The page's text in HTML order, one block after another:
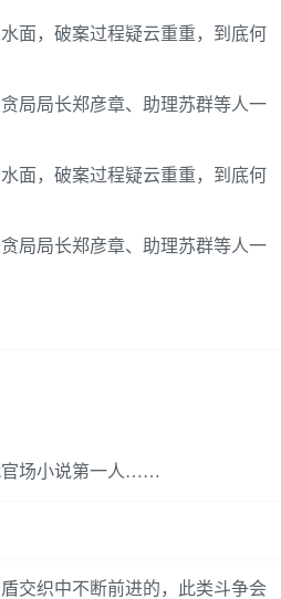
面，破案过程疑云重重，到底何
局局长郑彦章、助理苏群等人一
面，破案过程疑云重重，到底何
局局长郑彦章、助理苏群等人一
官场小说第一人……
交织中不断前进的，此类斗争会